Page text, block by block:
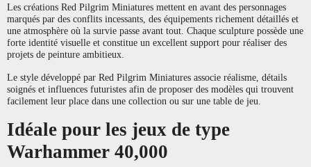
Les créations Red Pilgrim Miniatures mettent en avant des personnages
marqués par des conflits incessants, des équipements richement détaillés et
une atmosphère où la survie passe avant tout. Chaque sculpture possède une
forte identité visuelle et constitue un excellent support pour réaliser des
projets de peinture ambitieux.
Le style développé par Red Pilgrim Miniatures associe réalisme, détails
soignés et influences futuristes afin de proposer des modèles qui trouvent
facilement leur place dans une collection ou sur une table de jeu.
Idéale pour les jeux de type
Warhammer 40,000